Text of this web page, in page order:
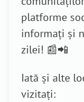
platforme
informați și
zilei! 📰📲
Iată și alte
vizitați: